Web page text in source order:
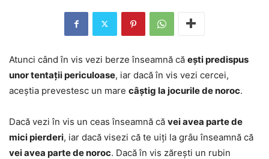
Atunci când în vis vezi berze înseamnă că ești predispus
unor tentații periculoase, iar dacă în vis vezi cercei,
aceștia prevestesc un mare câștig la jocurile de noroc.
Dacă vezi în vis un ceas înseamnă că vei avea parte de
mici pierderi, iar dacă visezi că te uiți la grâu înseamnă că
vei avea parte de noroc. Dacă în vis zărești un rubin